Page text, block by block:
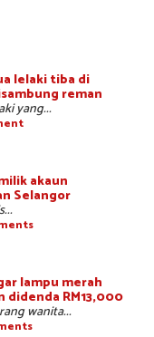
lelaki tiba di
reman
yang...
akaun
Selangor
lampu merah
RM13,000
wanita...